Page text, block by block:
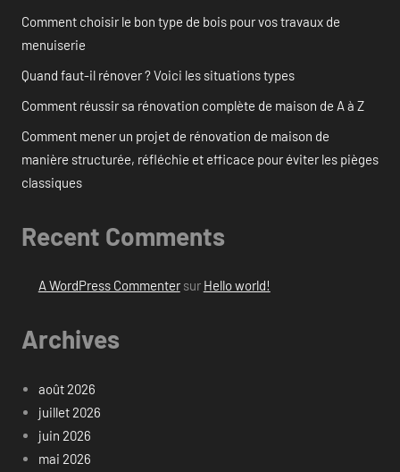
Comment choisir le bon type de bois pour vos travaux de
menuiserie
Quand faut-il rénover ? Voici les situations types
Comment réussir sa rénovation complète de maison de A à Z
Comment mener un projet de rénovation de maison de
manière structurée, réfléchie et efficace pour éviter les pièges
classiques
Recent Comments
A WordPress Commentersur Hello world!
Archives
août 2026
juillet 2026
juin 2026
mai 2026